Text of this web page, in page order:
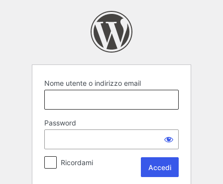
Nome utente o indirizzo email
Password
Ricordami